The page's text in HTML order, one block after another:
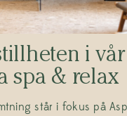
i vår
spa & relax
står i fokus på